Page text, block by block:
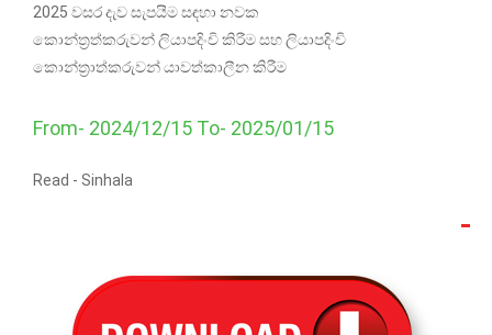
2025 වසර දැව සැපයීම සඳහා නවක
කොන්ත්‍රත්කරුවන් ලියාපදිංචි කිරීම සහ ලියාපදිංචි
කොන්ත්‍රාත්කරුවන් යාවත්කාලීන කිරීම
From- 2024/12/15 To- 2025/01/15
Read - Sinhala